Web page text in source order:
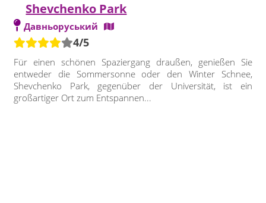
Shevchenko Park
Давньоруський
4/5
Für einen schönen Spaziergang draußen, genießen Sie
entweder die Sommersonne oder den Winter Schnee,
Shevchenko Park, gegenüber der Universität, ist ein
großartiger Ort zum Entspannen...